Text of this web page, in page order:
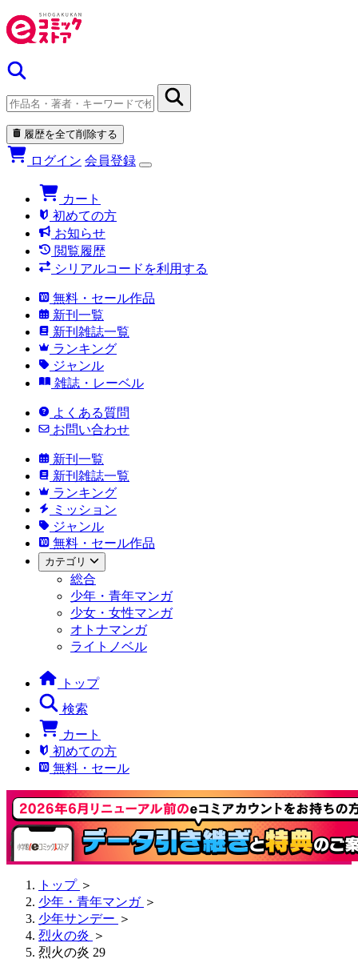
履歴を全て削除する
ログイン 会員登録
カート
初めての方
お知らせ
閲覧履歴
シリアルコードを利用する
無料・セール作品
新刊一覧
新刊雑誌一覧
ランキング
ジャンル
雑誌・レーベル
よくある質問
お問い合わせ
新刊一覧
新刊雑誌一覧
ランキング
ミッション
ジャンル
無料・セール作品
カテゴリ
総合
少年・青年マンガ
少女・女性マンガ
オトナマンガ
ライトノベル
トップ
検索
カート
初めての方
無料・セール
トップ ＞
少年・青年マンガ ＞
少年サンデー ＞
烈火の炎 ＞
烈火の炎 29